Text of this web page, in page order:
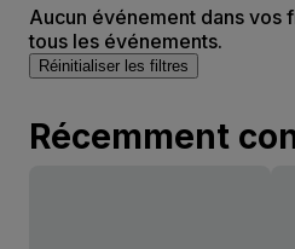
Aucun événement dans vos
tous les événements.
Réinitialiser les filtres
Récemment